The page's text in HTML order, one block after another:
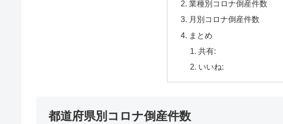
業種別コロナ倒産件数
月別コロナ倒産件数
まとめ
共有:
いいね:
都道府県別コロナ倒産件数